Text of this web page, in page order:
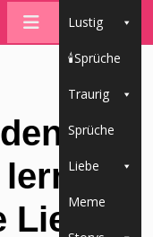
Lustig
🕯Sprüche
Traurig
Sprüche
Liebe
Meme
du
Liebe